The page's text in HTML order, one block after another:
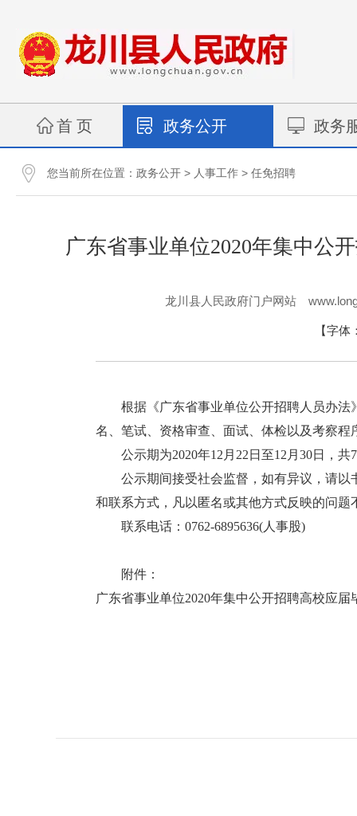
首 页 政务公开 政务
您当前所在位置： 政务公开 > 人事工作 > 任免招聘
广东省事业单位2020年集中公
龙川县人民政府门户网站
【字体
根据《广东省事业单位公开招聘人员办法
名、笔试、资格审查、面试、体检以及考察
公示期为2020年12月22日至12月30日，共
公示期间接受社会监督，如有异议，请以
和联系方式，凡以匿名或其他方式反映的问题
联系电话：0762-6895636(人事股)
附件：
广东省事业单位2020年集中公开招聘高校应